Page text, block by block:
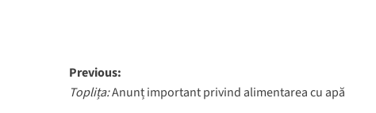
Post
navigation
Previous:
Toplița:Anunț important privind alimentarea cu apă